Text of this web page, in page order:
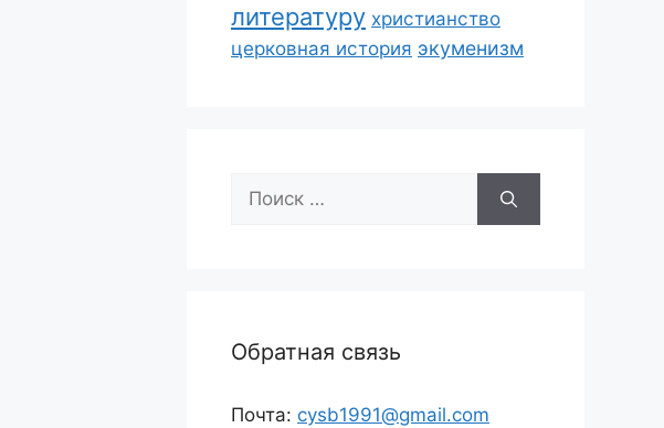
литературу христианство
церковная история экуменизм
Поиск:
Обратная связь
Почта: cysb1991@gmail.com